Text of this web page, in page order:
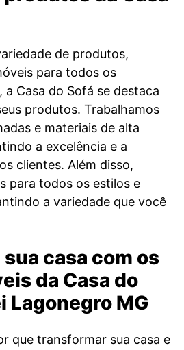
de produtos,
para todos os
a Casa do Sofá se destaca
produtos. Trabalhamos
e materiais de alta
a excelência e a
clientes. Além disso,
para todos os estilos e
a variedade que você
casa com os
da Casa do
Lagonegro MG
que transformar sua casa e